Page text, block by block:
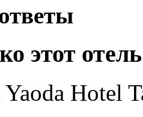
этот
Hotel